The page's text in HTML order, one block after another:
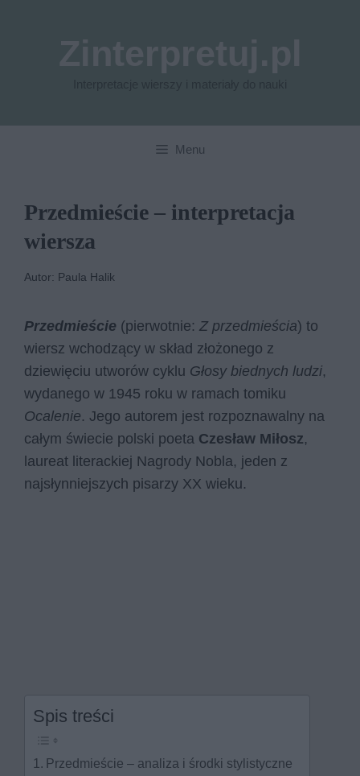
Menu
Przedmieście – interpretacja
wiersza
Autor: Paula Halik
Przedmieście (pierwotnie: Z przedmieścia) to
wiersz wchodzący w skład złożonego z
dziewięciu utworów cyklu Głosy biednych ludzi,
wydanego w 1945 roku w ramach tomiku
Ocalenie. Jego autorem jest rozpoznawalny na
całym świecie polski poeta Czesław Miłosz,
laureat literackiej Nagrody Nobla, jeden z
najsłynniejszych pisarzy XX wieku.
Spis treści
Przedmieście – analiza i środki stylistyczne